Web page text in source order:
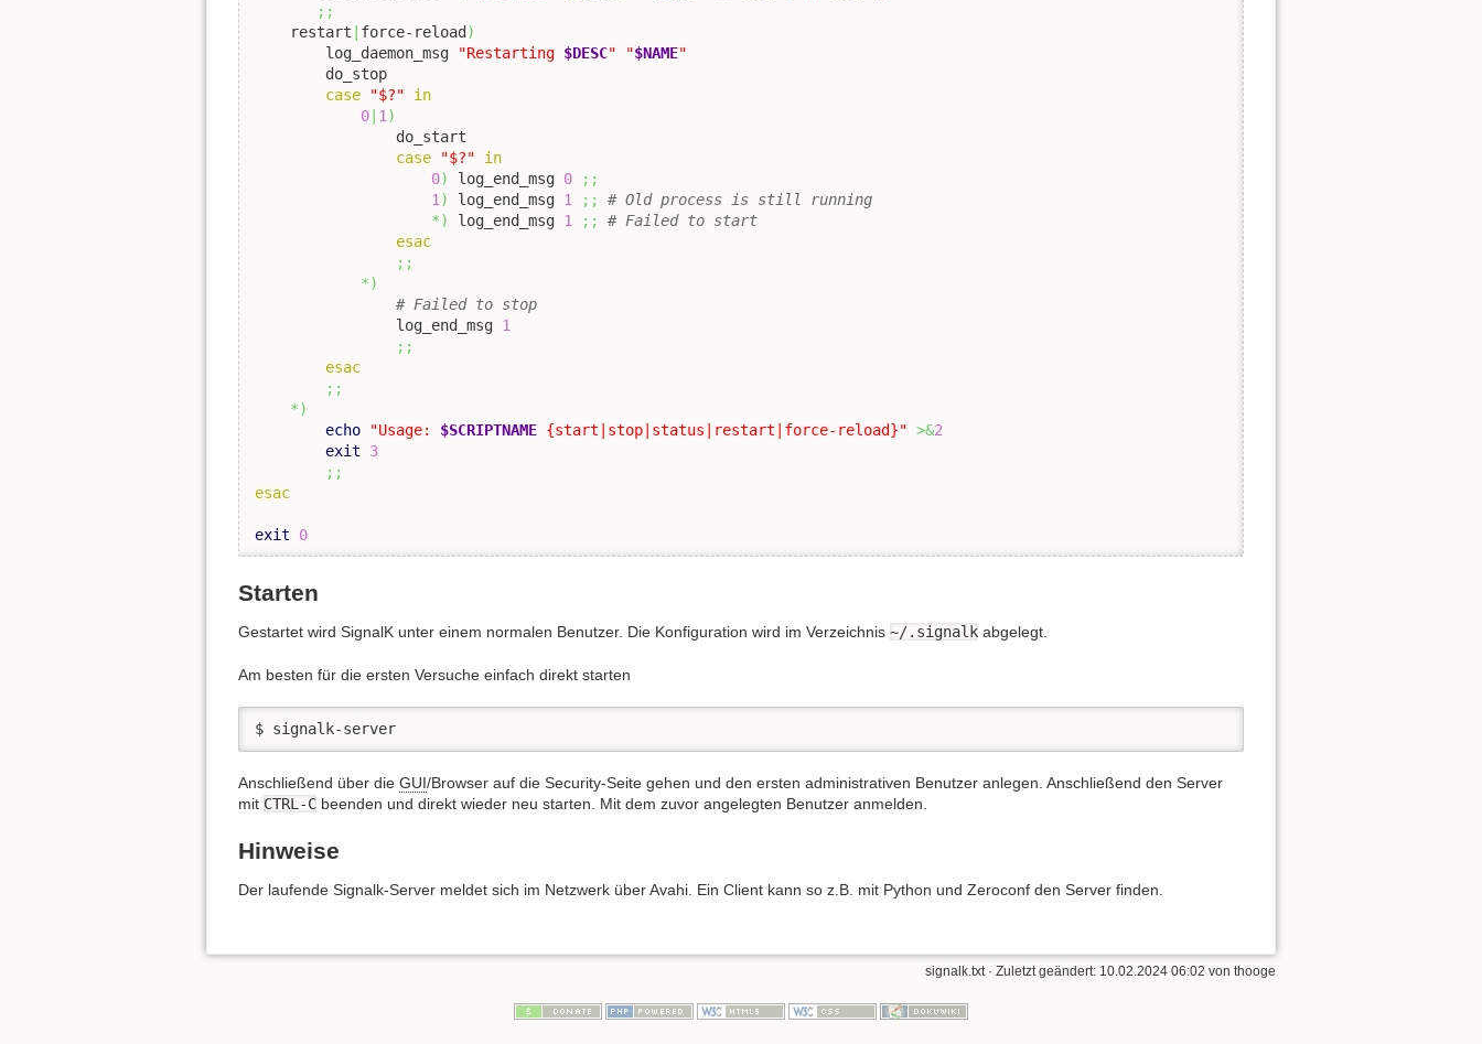
;;
    restart
force-reload )
	log_daemon_msg
"Restarting $DESC" "$NAME"
case
"$?"
in
0 1 )
case
"$?"
in
0) log_end_msg 0
;;
1 ) log_end_msg 1 ;;
# Old process is still running
*) log_end_msg 1 ;;
# Failed to start
esac
;;
*)
# Failed to stop
		log_end_msg
1
;;
esac
;;
*)
echo
"Usage: $SCRIPTNAME {start|stop|status|restart|force-reload}" >&2
exit
3
;;
esac
exit 0
Starten
Gestartet wird SignalK unter einem normalen Benutzer. Die Konfiguration wird im Verzeichnis ~/.signalk abgelegt.
Am besten für die ersten Versuche einfach direkt starten
$ signalk-server
Anschließend über die GUI/Browser auf die Security-Seite gehen und den ersten administrativen Benutzer anlegen. Anschließend den Server
mit CTRL-C beenden und direkt wieder neu starten. Mit dem zuvor angelegten Benutzer anmelden.
Hinweise
Der laufende Signalk-Server meldet sich im Netzwerk über Avahi. Ein Client kann so z.B. mit Python und Zeroconf den Server finden.
signalk.txt · Zuletzt geändert: 10.02.2024 06:02 von thooge